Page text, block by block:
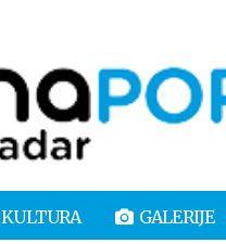
KULTURA GALERIJE